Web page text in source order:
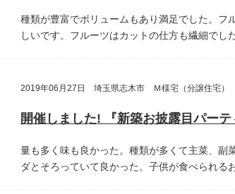
種類が豊富でボリュームもあり満足でした。フ
しいです。フルーツはカットの仕方も繊細でし
2019年06月27日 埼玉県志木市 Ｍ様宅（分譲住宅）
量も多く味も良かった。種類が多くて主菜、副
ダとそろっていて良かった。子供が食べられる